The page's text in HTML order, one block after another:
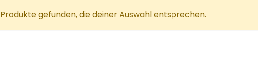
gefunden, die deiner Auswahl entsprechen.